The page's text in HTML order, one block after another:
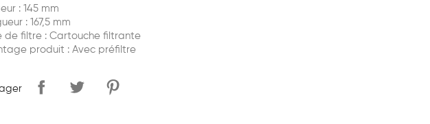
: 145 mm
: 167,5 mm
de filtre : Cartouche filtrante
produit : Avec préfiltre